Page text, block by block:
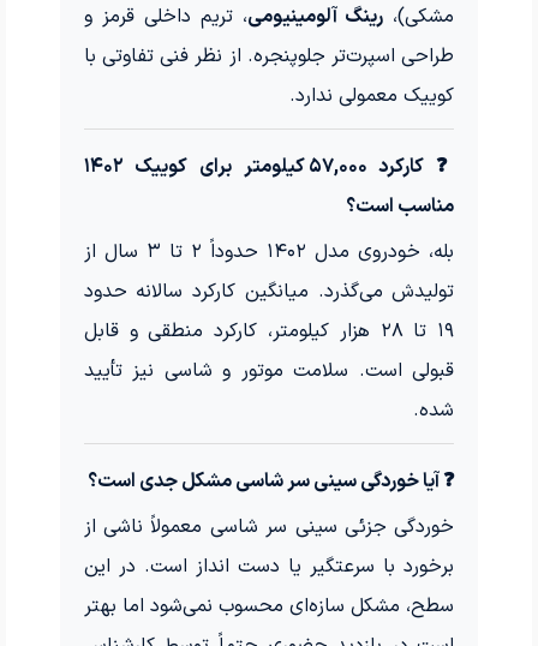
مشکی)، رینگ آلومینیومی، تریم داخلی قرمز و
طراحی اسپرت‌تر جلوپنجره. از نظر فنی تفاوتی با
کوییک معمولی ندارد.
❓ کارکرد ۵۷,۰۰۰ کیلومتر برای کوییک ۱۴۰۲
مناسب است؟
بله، خودروی مدل ۱۴۰۲ حدوداً ۲ تا ۳ سال از
تولیدش می‌گذرد. میانگین کارکرد سالانه حدود
۱۹ تا ۲۸ هزار کیلومتر، کارکرد منطقی و قابل
قبولی است. سلامت موتور و شاسی نیز تأیید
شده.
❓ آیا خوردگی سینی سر شاسی مشکل جدی است؟
خوردگی جزئی سینی سر شاسی معمولاً ناشی از
برخورد با سرعتگیر یا دست انداز است. در این
سطح، مشکل سازه‌ای محسوب نمی‌شود اما بهتر